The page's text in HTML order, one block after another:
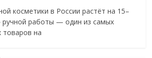
косметики в России растёт на 15–
ручной работы — один из самых
товаров на